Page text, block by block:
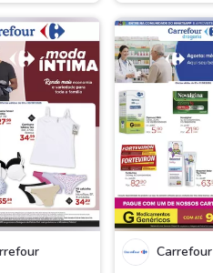
Carrefour